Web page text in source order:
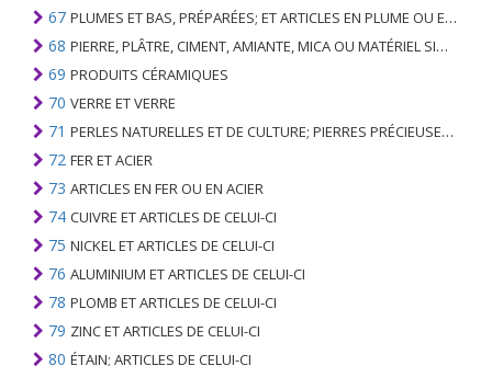
67 PLUMES ET BAS, PRÉPARÉES; ET ARTICLES EN PLUME OU EN BAS; FLEURS ARTIFICIELLES; ARTICLES DE CHEVEUX HUMAINS
68 PIERRE, PLÂTRE, CIMENT, AMIANTE, MICA OU MATÉRIEL SIMILAIRE; ARTICLES DE CELUI-CI
69 PRODUITS CÉRAMIQUES
70 VERRE ET VERRE
71 PERLES NATURELLES ET DE CULTURE; PIERRES PRÉCIEUSES, SEMI-PRÉCIEUSES; MÉTAUX PRÉCIEUX, PLAQUÉS OU DOUBLÉS DE MÉTAUX PRÉCIEUX ET OUVRAGES EN CES MATIÈRES; IMITATION BIJOUTERIE; PIÈCE DE MONNAIE
72 FER ET ACIER
73 ARTICLES EN FER OU EN ACIER
74 CUIVRE ET ARTICLES DE CELUI-CI
75 NICKEL ET ARTICLES DE CELUI-CI
76 ALUMINIUM ET ARTICLES DE CELUI-CI
78 PLOMB ET ARTICLES DE CELUI-CI
79 ZINC ET ARTICLES DE CELUI-CI
80 ÉTAIN; ARTICLES DE CELUI-CI